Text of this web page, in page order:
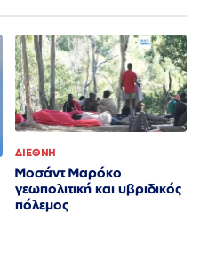
ΔΙΕΘΝΗ
Μοσάντ Μαρόκο
γεωπολιτική και υβριδικός
πόλεμος